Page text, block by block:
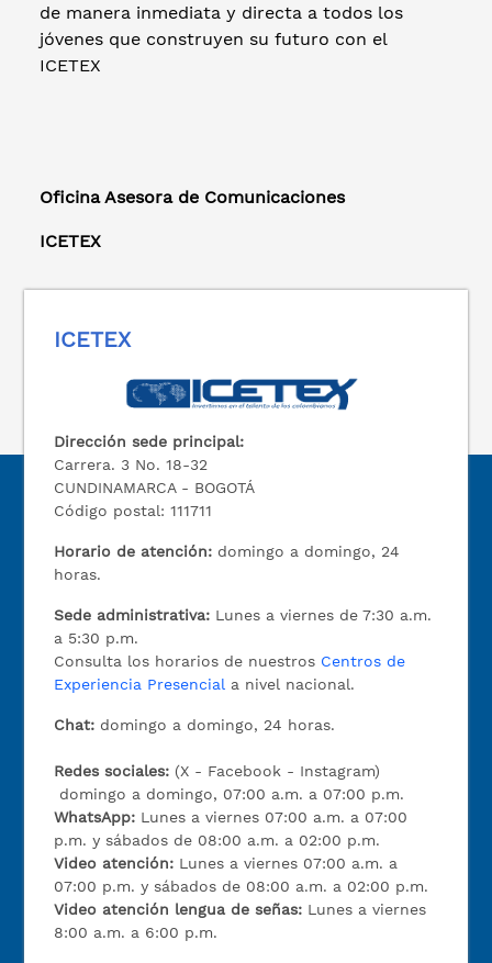
de manera inmediata y directa a todos los
jóvenes que construyen su futuro con el
ICETEX
Oficina Asesora de Comunicaciones
ICETEX
ICETEX
Dirección sede principal:
Carrera. 3 No. 18-32
CUNDINAMARCA - BOGOTÁ
Código postal: 111711
Horario de atención: domingo a domingo, 24
horas.
Sede administrativa: Lunes a viernes de 7:30 a.m.
a 5:30 p.m.
Consulta los horarios de nuestros Centros de
Experiencia Presencial a nivel nacional.
Chat: domingo a domingo, 24 horas.
Redes sociales: (X - Facebook - Instagram)
domingo a domingo, 07:00 a.m. a 07:00 p.m.
WhatsApp: Lunes a viernes 07:00 a.m. a 07:00
p.m. y sábados de 08:00 a.m. a 02:00 p.m.
Video atención: Lunes a viernes 07:00 a.m. a
07:00 p.m. y sábados de 08:00 a.m. a 02:00 p.m.
Video atención lengua de señas: Lunes a viernes
8:00 a.m. a 6:00 p.m.